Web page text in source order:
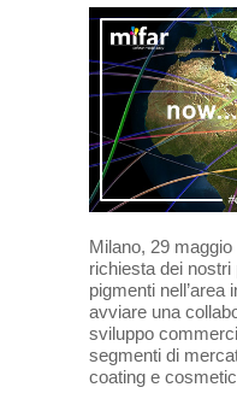
Milano, 29
richiesta dei
pigmenti nell’area
avviare una
sviluppo
segmenti di
coating e